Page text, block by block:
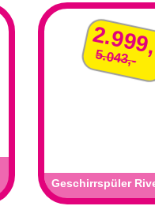
5.043,-
Geschirrspüler